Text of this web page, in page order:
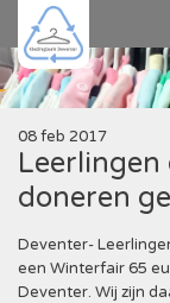
08 feb 2017
doneren
Deventer-
een Winterfair 65
Deventer. Wij zijn